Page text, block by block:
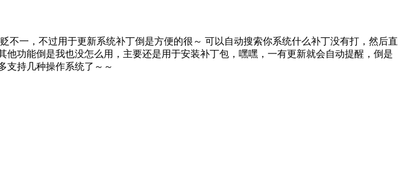
不一，不过用于更新系统补丁倒是方便的很～ 可以自动搜索你系统什么补丁没有打，然后直
功能倒是我也没怎么用，主要还是用于安装补丁包，嘿嘿，一有更新就会自动提醒，倒是
支持几种操作系统了～～